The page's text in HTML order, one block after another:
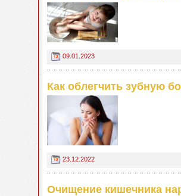
09.01.2023
Как облегчить зубную
23.12.2022
Очищение кишечника